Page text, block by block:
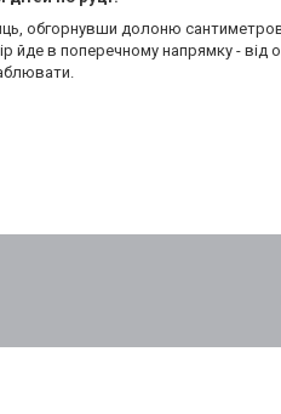
обгорнувши долоню
йде в поперечному напрямку - від